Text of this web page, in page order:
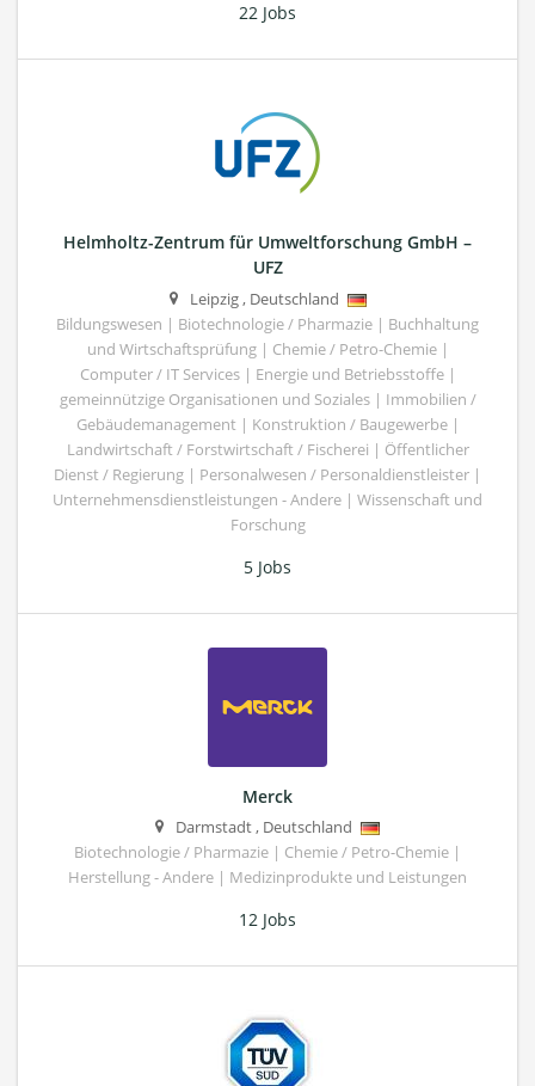
22 Jobs
Helmholtz-Zentrum für Umweltforschung GmbH –
UFZ
Leipzig, Deutschland
Bildungswesen | Biotechnologie / Pharmazie | Buchhaltung
und Wirtschaftsprüfung | Chemie / Petro-Chemie |
Computer / IT Services | Energie und Betriebsstoffe |
gemeinnützige Organisationen und Soziales | Immobilien /
Gebäudemanagement | Konstruktion / Baugewerbe |
Landwirtschaft / Forstwirtschaft / Fischerei | Öffentlicher
Dienst / Regierung | Personalwesen / Personaldienstleister |
Unternehmensdienstleistungen - Andere | Wissenschaft und
Forschung
5 Jobs
Merck
Darmstadt, Deutschland
Biotechnologie / Pharmazie | Chemie / Petro-Chemie |
Herstellung - Andere | Medizinprodukte und Leistungen
12 Jobs